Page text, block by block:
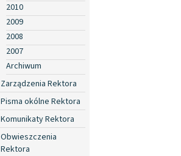
2010
2009
2008
2007
Archiwum
Zarządzenia Rektora
Pisma okólne Rektora
Komunikaty Rektora
Obwieszczenia
Rektora